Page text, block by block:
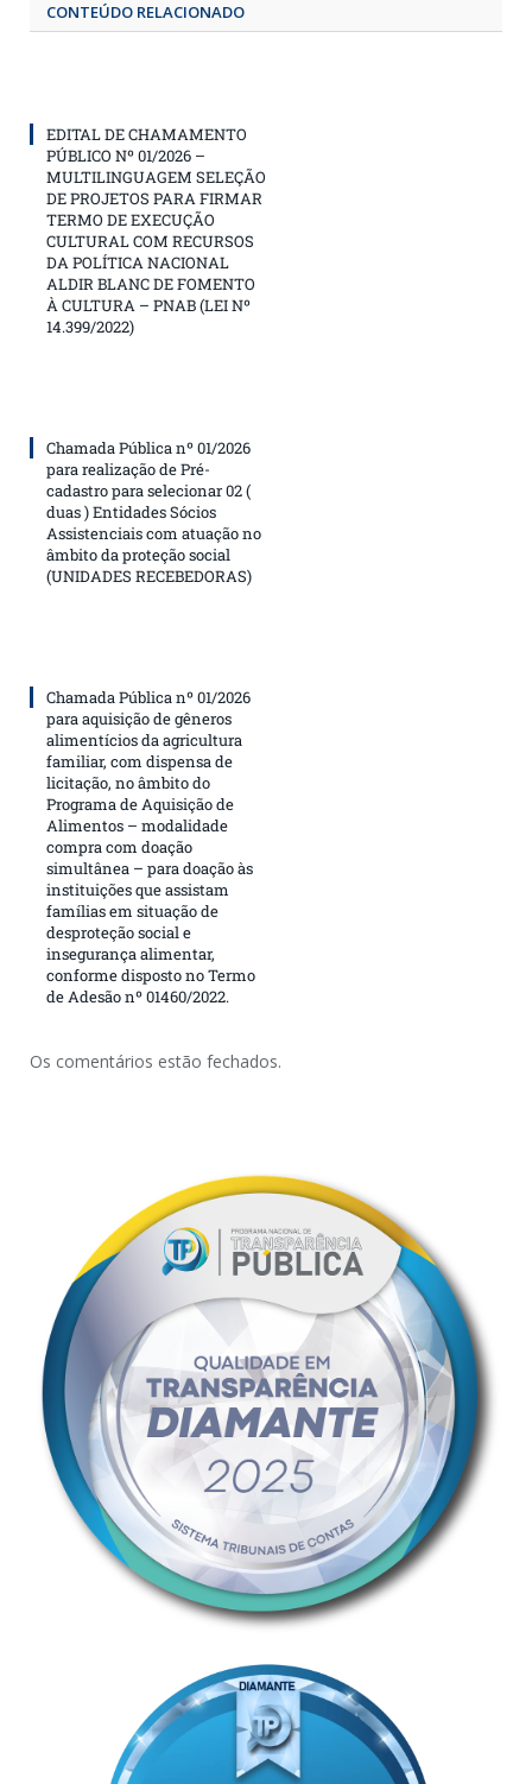
CONTEÚDO RELACIONADO
EDITAL DE CHAMAMENTO
PÚBLICO Nº 01/2026 –
MULTILINGUAGEM SELEÇÃO
DE PROJETOS PARA FIRMAR
TERMO DE EXECUÇÃO
CULTURAL COM RECURSOS
DA POLÍTICA NACIONAL
ALDIR BLANC DE FOMENTO
À CULTURA – PNAB (LEI Nº
14.399/2022)
Chamada Pública nº 01/2026
para realização de Pré-
cadastro para selecionar 02 (
duas ) Entidades Sócios
Assistenciais com atuação no
âmbito da proteção social
(UNIDADES RECEBEDORAS)
Chamada Pública nº 01/2026
para aquisição de gêneros
alimentícios da agricultura
familiar, com dispensa de
licitação, no âmbito do
Programa de Aquisição de
Alimentos – modalidade
compra com doação
simultânea – para doação às
instituições que assistam
famílias em situação de
desproteção social e
insegurança alimentar,
conforme disposto no Termo
de Adesão nº 01460/2022.
Os comentários estão fechados.